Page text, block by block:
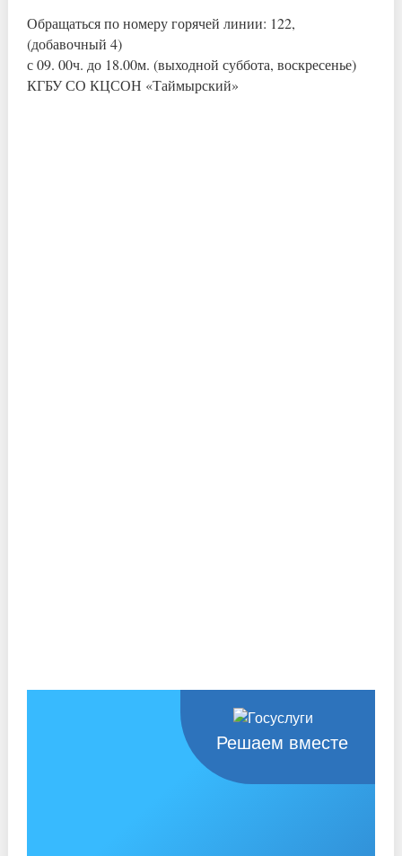
Обращаться по номеру горячей линии: 122,
(добавочный 4)
с 09. 00ч. до 18.00м. (выходной суббота, воскресенье)
КГБУ СО КЦСОН «Таймырский»
Решаем вместе